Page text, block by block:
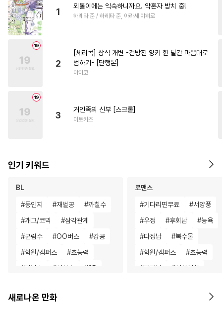
1
외톨이에는 익숙하니까요. 약혼자 방치 중!
하레타 준 / 하레타 준, 아라세 야히로
2
[체리콕] 상식 개변 -건방진 양키 한 달간 마음대로
범하기- [단행본]
야이코
3
거인족의 신부 [스크롤]
이토카즈
인기 키워드
BL
#동인지 #재벌공 #까칠수
#개그/코믹 #삼각관계
#군림수 #OO버스 #강공
#학원/캠퍼스 #초능력
#미남수 #연상수 #3P
#대형견공
로맨스
#기다리면무료 #서양풍
#우정 #후회남 #능욕
#다정남 #복수물
#학원/캠퍼스 #초능력
#직진남 #연상연하
육아
새로나온 만화